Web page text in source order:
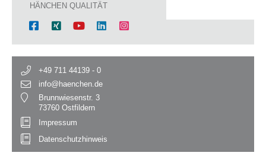
HÄNCHEN QUALITÄT
+49 711 44139 - 0
info@haenchen.de
Brunnwiesenstr. 3
73760 Ostfildern
Impressum
Datenschutzhinweis